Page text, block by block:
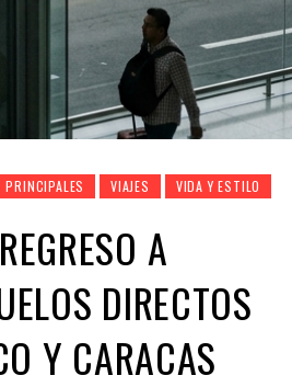
PRINCIPALES VIAJES VIDA Y ESTILO
A
DIRECTOS
Y CARACAS